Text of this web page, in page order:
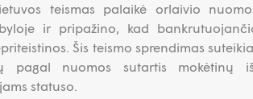
teismas palaikė orlaivio
ir pripažino, kad
Šis teismo sprendimas
pagal nuomos sutartis mokėtinų
statuso.